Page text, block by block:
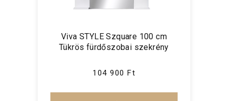
Viva STYLE Szquare 100 cm
Tükrös fürdőszobai szekrény
104 900 Ft